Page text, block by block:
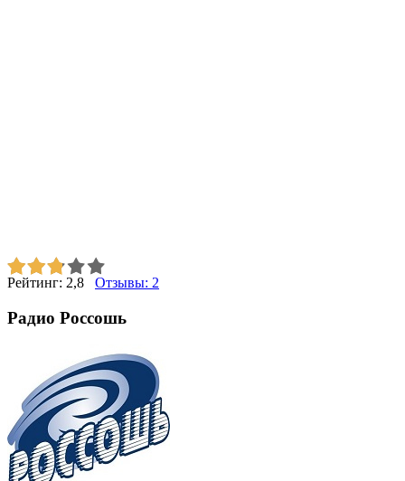
Рейтинг: 2,8 Отзывы: 2
Радио Россошь